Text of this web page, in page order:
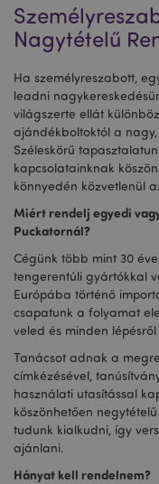
Nagytételű
Ha személyreszabott,
leadni
világszerte ellát
ajándékboltoktól a
Széleskörű
kapcsolatainknak
könnyedén közvetlenül
Miért rendelj egyedi
Puckatornál?
Cégünk több mint 30
tengerentúli gyártókkal
Európába történő
csapatunk a folyamat
veled és minden
Tanácsot adnak a
címkézésével,
használati utasítással
köszönhetően
tudunk kialkudni, így
ajánlani.
Hányat kell rendelnem?